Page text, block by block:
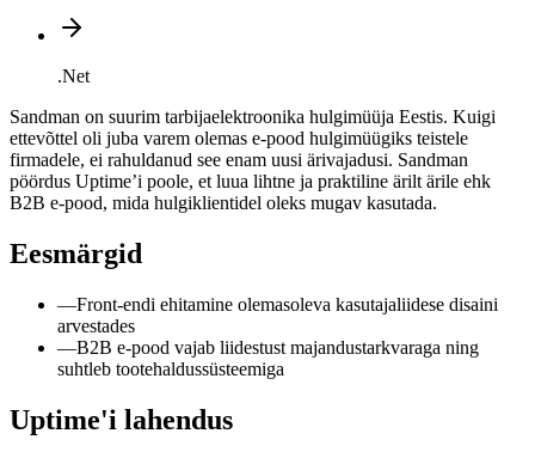
.Net
Sandman on suurim tarbijaelektroonika hulgimüüja Eestis. Kuigi
ettevõttel oli juba varem olemas e-pood hulgimüügiks teistele
firmadele, ei rahuldanud see enam uusi ärivajadusi. Sandman
pöördus Uptime’i poole, et luua lihtne ja praktiline ärilt ärile ehk
B2B e-pood, mida hulgiklientidel oleks mugav kasutada.
Eesmärgid
—Front-endi ehitamine olemasoleva kasutajaliidese disaini
arvestades
—B2B e-pood vajab liidestust majandustarkvaraga ning
suhtleb tootehaldussüsteemiga
Uptime'i lahendus